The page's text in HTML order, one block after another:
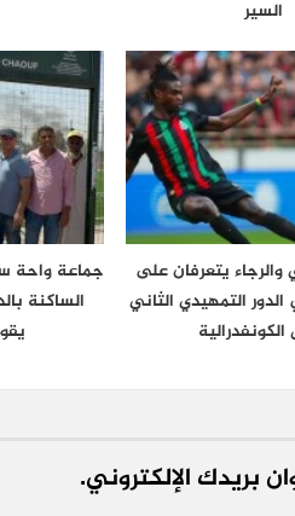
السير
يتعرفان على
التمهيدي الثاني
جماعة واحة
الساكنة
بريدك الإلكتروني.